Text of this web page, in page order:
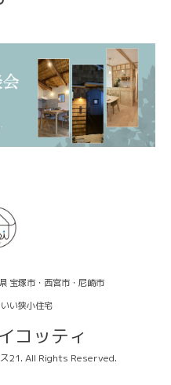
宝塚市・西宮市・尼崎市
い狭小住宅
コッティ
21. All Rights Reserved.